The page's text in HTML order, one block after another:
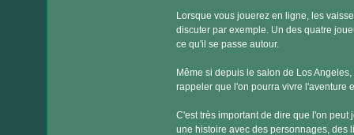
Lorsque vous jouerez en ligne, les
discuter par exemple. Un des quatre
ce qu'il se passe autour.
Même si depuis le salon de Los
rappeler que l'on pourra vivre l'aventure
C'est très important de dire que l'on
une histoire avec des personnages, des